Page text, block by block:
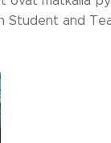
Student and